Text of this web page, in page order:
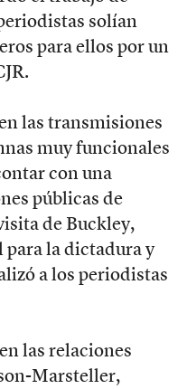
solían
para ellos por un
las transmisiones
muy funcionales
con una
públicas de
de Buckley,
la dictadura y
a los periodistas
las relaciones
Marsteller,